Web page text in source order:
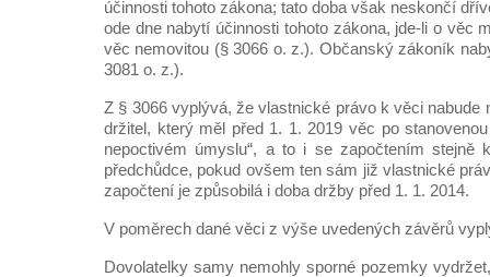
účinnosti tohoto zákona; tato doba však neskončí
ode dne nabytí účinnosti tohoto zákona, jde-li o věc
věc nemovitou (§ 3066 o. z.). Občanský zákoník
3081 o. z.).
Z § 3066 vyplývá, že vlastnické právo k věci nabude
držitel, který měl před 1. 1. 2019 věc po
nepoctivém úmyslu“, a to i se započtením stejně
předchůdce, pokud ovšem ten sám již vlastnické
započtení je způsobilá i doba držby před 1. 1. 2014.
V poměrech dané věci z výše uvedených závěrů
Dovolatelky samy nemohly sporné pozemky